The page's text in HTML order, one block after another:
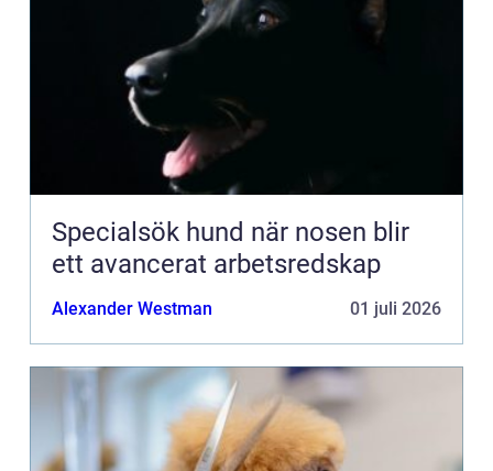
Specialsök hund när nosen blir
ett avancerat arbetsredskap
Alexander Westman 01 juli 2026